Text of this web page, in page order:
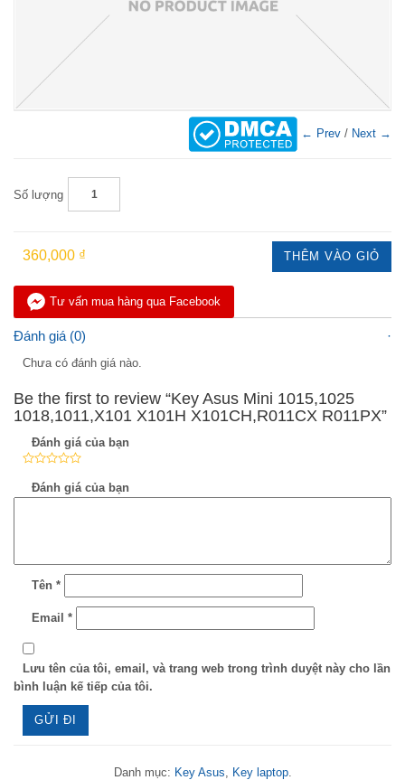
← Prev / Next →
Số lượng
360,000 ₫ THÊM VÀO GIỎ
Tư vấn mua hàng qua Facebook
Đánh giá (0)
Chưa có đánh giá nào.
Be the first to review “Key Asus Mini 1015,1025
1018,1011,X101 X101H X101CH,R011CX R011PX”
Đánh giá của bạn
Đánh giá của bạn
Tên *
Email *
Lưu tên của tôi, email, và trang web trong trình duyệt này cho lần
bình luận kế tiếp của tôi.
Danh mục: Key Asus, Key laptop.